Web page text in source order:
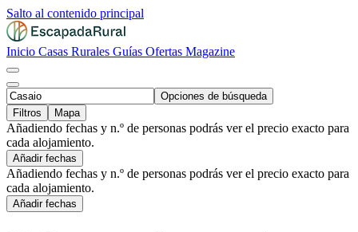
Salto al contenido principal
Inicio Casas Rurales Guías Ofertas Magazine
Opciones de búsqueda
Filtros
Mapa
Añadiendo fechas y n.º de personas podrás ver el precio exacto para
cada alojamiento.
Añadir fechas
Añadiendo fechas y n.º de personas podrás ver el precio exacto para
cada alojamiento.
Añadir fechas